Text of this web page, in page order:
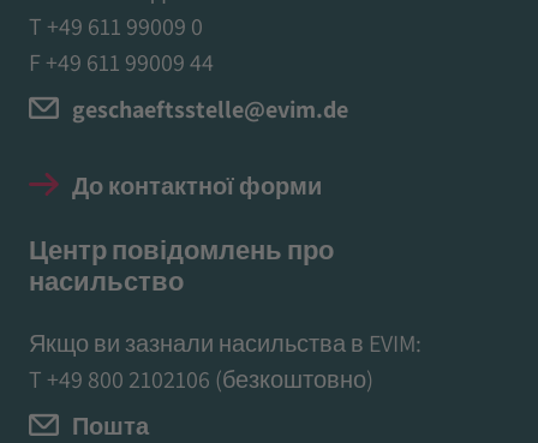
T +49 611 99009 0
F +49 611 99009 44
geschaeftsstelle@evim.de
До контактної форми
Центр повідомлень про
насильство
Якщо ви зазнали насильства в EVIM:
T +49 800 2102106 (безкоштовно)
Пошта